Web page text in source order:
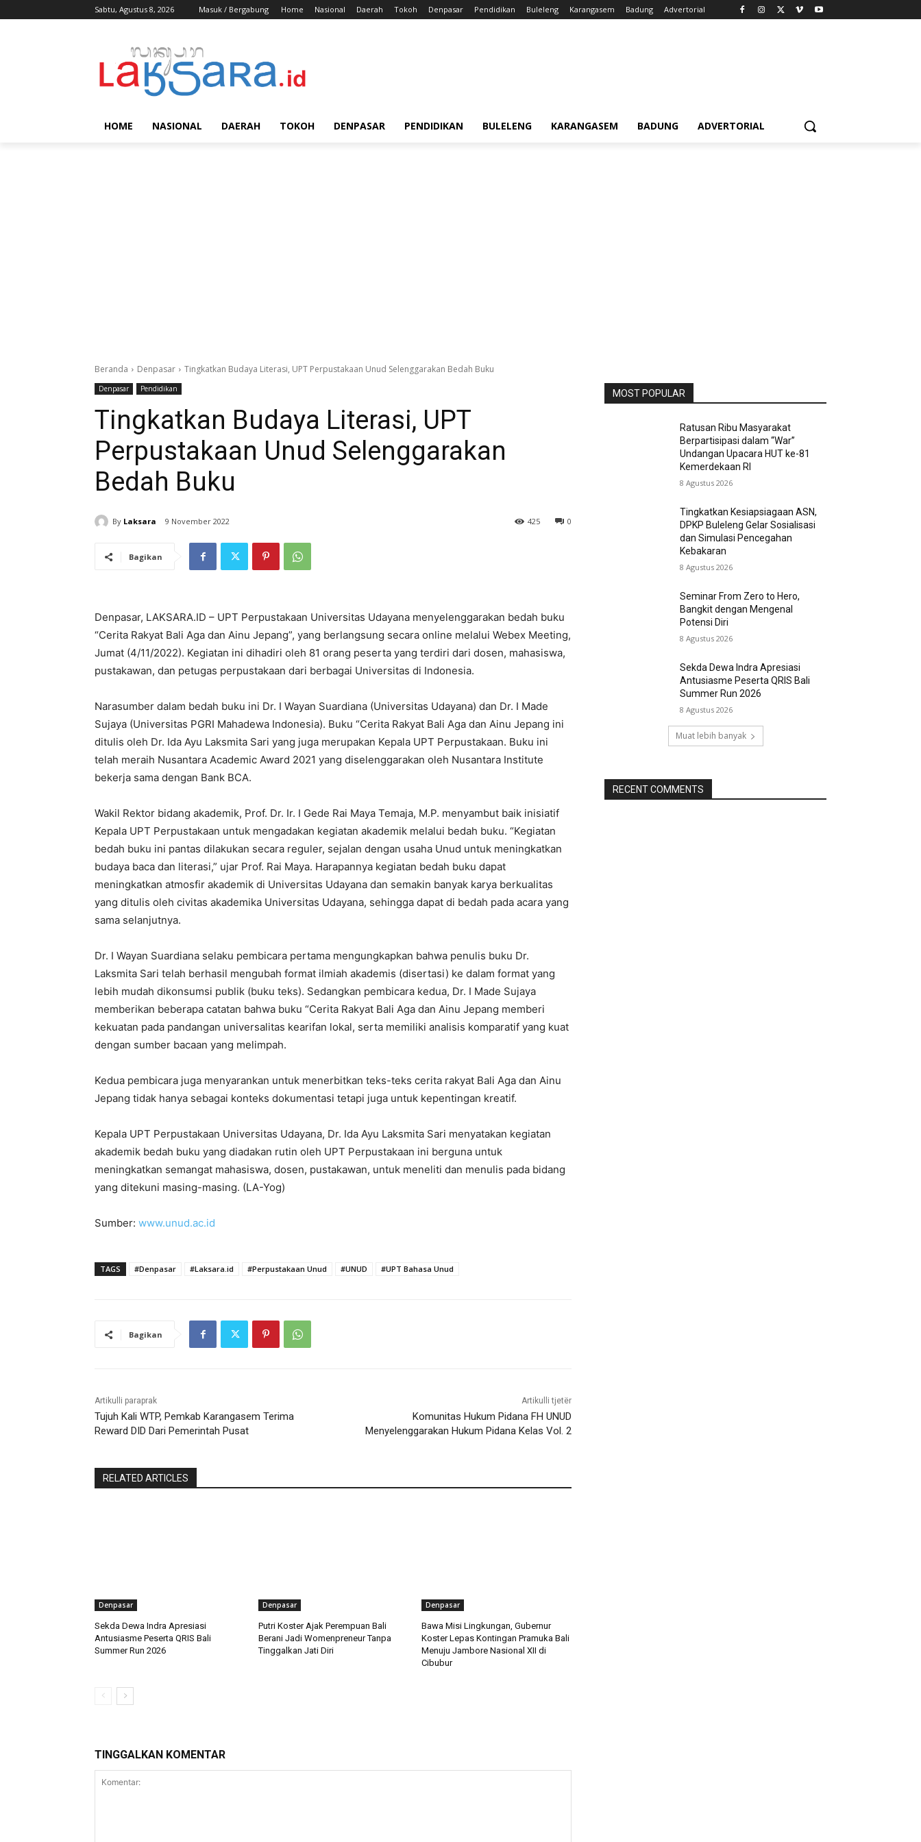
Sabtu, Agustus 8, 2026 Masuk / Bergabung Home Nasional Daerah Tokoh Denpasar Pendidikan Buleleng Karangasem Badung Advertorial
HOME NASIONAL DAERAH TOKOH DENPASAR PENDIDIKAN BULELENG KARANGASEM BADUNG ADVERTORIAL
Beranda Denpasar Tingkatkan Budaya Literasi, UPT Perpustakaan Unud Selenggarakan Bedah Buku
Denpasar Pendidikan
Tingkatkan Budaya Literasi, UPT
Perpustakaan Unud Selenggarakan
Bedah Buku
By Laksara 9 November 2022 0
425
Bagikan
Denpasar, LAKSARA.ID – UPT Perpustakaan Universitas Udayana menyelenggarakan bedah buku
“Cerita Rakyat Bali Aga dan Ainu Jepang”, yang berlangsung secara online melalui Webex Meeting,
Jumat (4/11/2022). Kegiatan ini dihadiri oleh 81 orang peserta yang terdiri dari dosen, mahasiswa,
pustakawan, dan petugas perpustakaan dari berbagai Universitas di Indonesia.
Narasumber dalam bedah buku ini Dr. I Wayan Suardiana (Universitas Udayana) dan Dr. I Made
Sujaya (Universitas PGRI Mahadewa Indonesia). Buku “Cerita Rakyat Bali Aga dan Ainu Jepang ini
ditulis oleh Dr. Ida Ayu Laksmita Sari yang juga merupakan Kepala UPT Perpustakaan. Buku ini
telah meraih Nusantara Academic Award 2021 yang diselenggarakan oleh Nusantara Institute
bekerja sama dengan Bank BCA.
Wakil Rektor bidang akademik, Prof. Dr. Ir. I Gede Rai Maya Temaja, M.P. menyambut baik inisiatif
Kepala UPT Perpustakaan untuk mengadakan kegiatan akademik melalui bedah buku. “Kegiatan
bedah buku ini pantas dilakukan secara reguler, sejalan dengan usaha Unud untuk meningkatkan
budaya baca dan literasi,” ujar Prof. Rai Maya. Harapannya kegiatan bedah buku dapat
meningkatkan atmosfir akademik di Universitas Udayana dan semakin banyak karya berkualitas
yang ditulis oleh civitas akademika Universitas Udayana, sehingga dapat di bedah pada acara yang
sama selanjutnya.
Dr. I Wayan Suardiana selaku pembicara pertama mengungkapkan bahwa penulis buku Dr.
Laksmita Sari telah berhasil mengubah format ilmiah akademis (disertasi) ke dalam format yang
lebih mudah dikonsumsi publik (buku teks). Sedangkan pembicara kedua, Dr. I Made Sujaya
memberikan beberapa catatan bahwa buku “Cerita Rakyat Bali Aga dan Ainu Jepang memberi
kekuatan pada pandangan universalitas kearifan lokal, serta memiliki analisis komparatif yang kuat
dengan sumber bacaan yang melimpah.
Kedua pembicara juga menyarankan untuk menerbitkan teks-teks cerita rakyat Bali Aga dan Ainu
Jepang tidak hanya sebagai konteks dokumentasi tetapi juga untuk kepentingan kreatif.
Kepala UPT Perpustakaan Universitas Udayana, Dr. Ida Ayu Laksmita Sari menyatakan kegiatan
akademik bedah buku yang diadakan rutin oleh UPT Perpustakaan ini berguna untuk
meningkatkan semangat mahasiswa, dosen, pustakawan, untuk meneliti dan menulis pada bidang
yang ditekuni masing-masing. (LA-Yog)
Sumber: www.unud.ac.id
TAGS #Denpasar #Laksara.id #Perpustakaan Unud #UNUD #UPT Bahasa Unud
Bagikan
Artikulli paraprak
Tujuh Kali WTP, Pemkab Karangasem Terima
Reward DID Dari Pemerintah Pusat
Artikulli tjetër
Komunitas Hukum Pidana FH UNUD
Menyelenggarakan Hukum Pidana Kelas Vol. 2
RELATED ARTICLES
Denpasar
Sekda Dewa Indra Apresiasi
Antusiasme Peserta QRIS Bali
Summer Run 2026
Denpasar
Putri Koster Ajak Perempuan Bali
Berani Jadi Womenpreneur Tanpa
Tinggalkan Jati Diri
Denpasar
Bawa Misi Lingkungan, Gubernur
Koster Lepas Kontingan Pramuka Bali
Menuju Jambore Nasional XII di
Cibubur
TINGGALKAN KOMENTAR
MOST POPULAR
Ratusan Ribu Masyarakat
Berpartisipasi dalam “War”
Undangan Upacara HUT ke-81
Kemerdekaan RI
8 Agustus 2026
Tingkatkan Kesiapsiagaan ASN,
DPKP Buleleng Gelar Sosialisasi
dan Simulasi Pencegahan
Kebakaran
8 Agustus 2026
Seminar From Zero to Hero,
Bangkit dengan Mengenal
Potensi Diri
8 Agustus 2026
Sekda Dewa Indra Apresiasi
Antusiasme Peserta QRIS Bali
Summer Run 2026
8 Agustus 2026
Muat lebih banyak
RECENT COMMENTS